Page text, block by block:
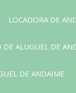
LOCADORA DE
DE ALUGUEL DE
DE ANDAIME